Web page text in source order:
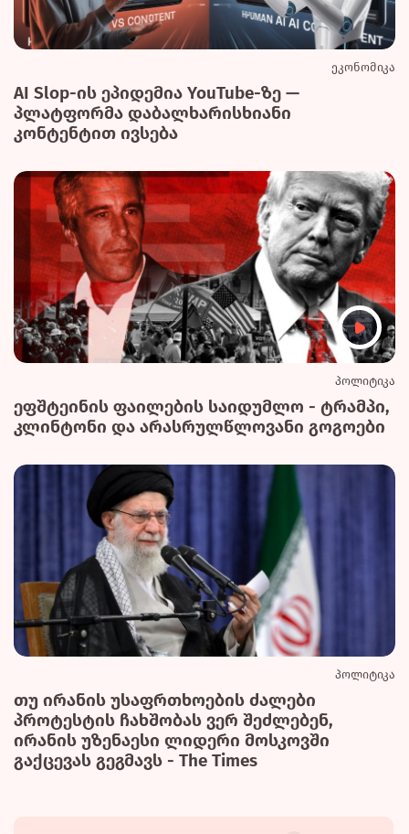
ეკონომიკა
AI Slop-ის ეპიდემია YouTube-ზე —
პლატფორმა დაბალხარისხიანი
კონტენტით ივსება
პოლიტიკა
ეფშტეინის ფაილების საიდუმლო - ტრამპი,
კლინტონი და არასრულწლოვანი გოგოები
პოლიტიკა
თუ ირანის უსაფრთხოების ძალები
პროტესტის ჩახშობას ვერ შეძლებენ,
ირანის უზენაესი ლიდერი მოსკოვში
გაქცევას გეგმავს - The Times